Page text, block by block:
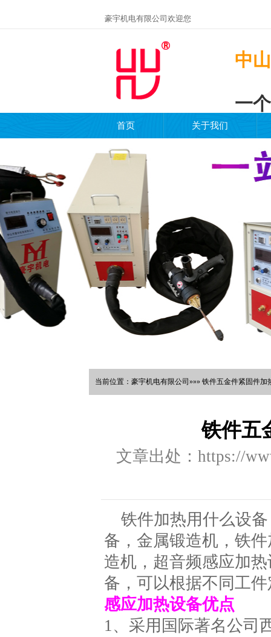
豪宇机电有限公司欢迎您
中
一
首页 关于我们
当前位置：豪宇机电有限公司»»» 铁件五金件紧固件加
铁件五
文章出处：https://
铁件加热用什么设
备，金属锻造机，铁
造机，超音频感应加
备，可以根据不同工
感应加热设备优点
1、采用国际著名公司